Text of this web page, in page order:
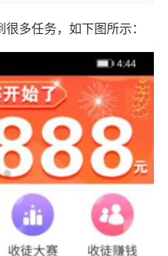
多任务，如下图所示：